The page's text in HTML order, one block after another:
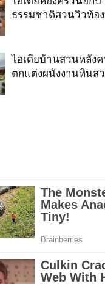
ธรรมชาติสวนวิวท้อ
ไอเดียบ้านสวนหลัง
ตกแต่งผนังงานหินส